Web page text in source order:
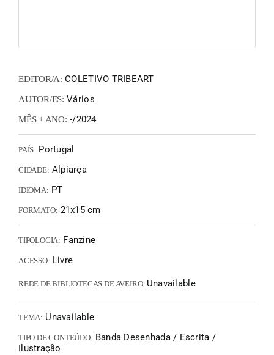
EDITOR/A: COLETIVO TRIBEART
AUTOR/ES: Vários
MÊS + ANO: -/2024
PAÍS: Portugal
CIDADE: Alpiarça
IDIOMA: PT
FORMATO: 21x15 cm
TIPOLOGIA: Fanzine
ACESSO: Livre
REDE DE BIBLIOTECAS DE AVEIRO: Unavailable
TEMA: Unavailable
TIPO DE CONTEÚDO: Banda Desenhada / Escrita /
Ilustração